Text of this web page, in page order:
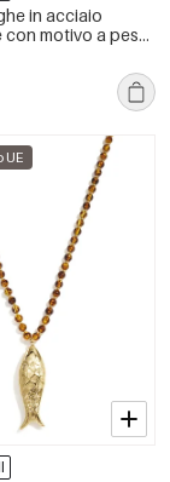
in acciaio
motivo a pesci,
semplice per tutti
da donna
UE